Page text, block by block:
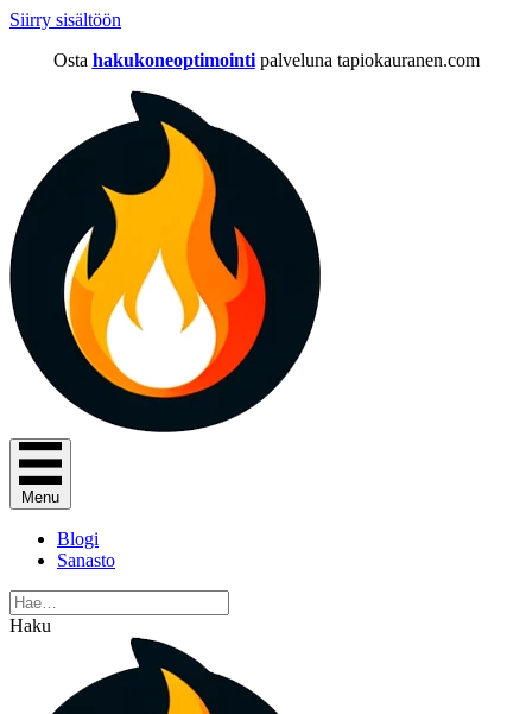
Siirry sisältöön
Osta hakukoneoptimointi palveluna tapiokauranen.com
Menu
Blogi
Sanasto
Haku